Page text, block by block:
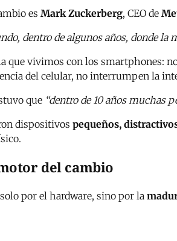
es Mark Zuckerberg, CEO de
dentro de algunos años, donde la
que vivimos con los smartphones:
del celular, no interrumpen la
que “dentro de 10 años muchas
dispositivos pequeños,
del cambio
por el hardware, sino por la